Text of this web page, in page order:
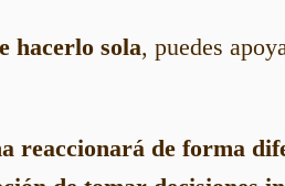
hacerlo sola, puedes
reaccionará de forma